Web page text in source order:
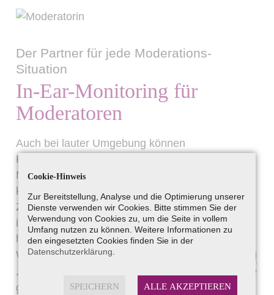
Der Partner für jede Moderations-
Situation
In-Ear-Monitoring für
Moderatoren
Auch bei lauter Umgebung können
Regieanweisungen beim Tragen des In-Ear-
Monitorings weiterhin gehört werden. Ebenso
können die Regieanweisungen unbemerkt vom
Zuschauer empfangen werden. Der Gehörschutz
ist unauffällig und schützt das Gehör vor zu
hoher Lautstärke. Unsere Mitarbeiter von
Wiedenmann & Philipp Hörsysteme in
Freilassing
,
, Chiemgau und Salzburg beraten Sie
gerne!
Cookie-Hinweis
Zur Bereitstellung, Analyse und die Optimierung unserer
Dienste verwenden wir Cookies. Bitte stimmen Sie der
Verwendung von Cookies zu, um die Seite in vollem
Umfang nutzen zu können. Weitere Informationen zu
den eingesetzten Cookies finden Sie in der
Datenschutzerklärung
SPEICHERN ALLE AKZEPTIEREN